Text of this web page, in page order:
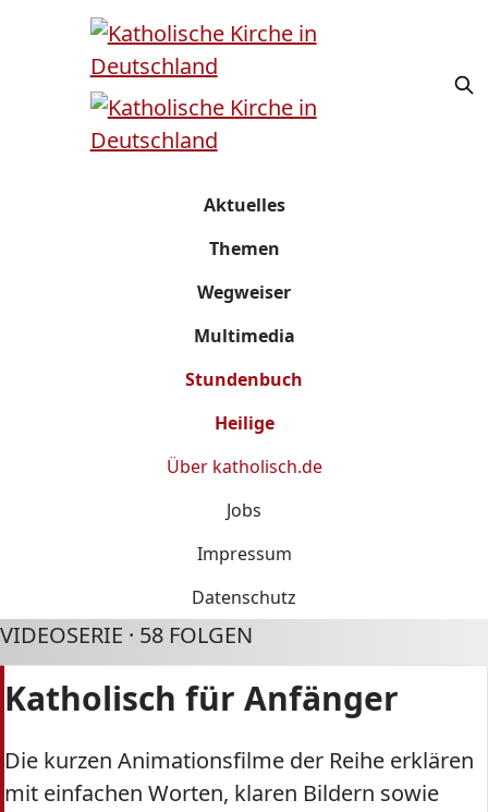
Aktuelles
Themen
Wegweiser
Multimedia
Stundenbuch
Heilige
Über katholisch.de
Jobs
Impressum
Datenschutz
VIDEOSERIE · 58 FOLGEN
Katholisch für Anfänger
Die kurzen Animationsfilme der Reihe erklären
mit einfachen Worten, klaren Bildern sowie